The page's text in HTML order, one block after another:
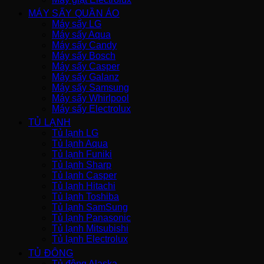
MÁY SẤY QUẦN ÁO
Máy sấy LG
Máy sấy Aqua
Máy sấy Candy
Máy sấy Bosch
Máy sấy Casper
Máy sấy Galanz
Máy sấy Samsung
Máy sấy Whirlpool
Máy sấy Electrolux
TỦ LẠNH
Tủ lạnh LG
Tủ lạnh Aqua
Tủ lạnh Funiki
Tủ lạnh Sharp
Tủ lạnh Casper
Tủ lạnh Hitachi
Tủ lạnh Toshiba
Tủ lạnh SamSung
Tủ lạnh Panasonic
Tủ lạnh Mitsubishi
Tủ lạnh Electrolux
TỦ ĐÔNG